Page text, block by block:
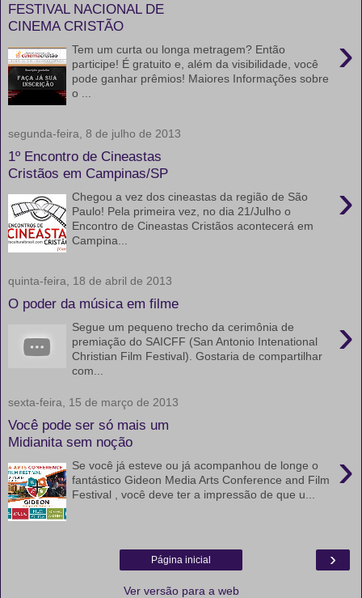
FESTIVAL NACIONAL DE
CINEMA CRISTÃO
›
Tem um curta ou longa metragem? Então
participe! É gratuito e, além da visibilidade, você
pode ganhar prêmios! Maiores Informações sobre
o ...
segunda-feira, 8 de julho de 2013
1º Encontro de Cineastas
Cristãos em Campinas/SP
›
Chegou a vez dos cineastas da região de São
Paulo! Pela primeira vez, no dia 21/Julho o
Encontro de Cineastas Cristãos acontecerá em
Campina...
quinta-feira, 18 de abril de 2013
O poder da música em filme
›
Segue um pequeno trecho da cerimônia de
premiação do SAICFF (San Antonio Intenational
Christian Film Festival). Gostaria de compartilhar
com...
sexta-feira, 15 de março de 2013
Você pode ser só mais um
Midianita sem noção
›
Se você já esteve ou já acompanhou de longe o
fantástico Gideon Media Arts Conference and Film
Festival , você deve ter a impressão de que u...
›
Página inicial
Ver versão para a web